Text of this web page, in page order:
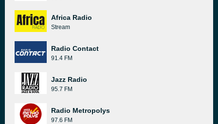
Africa Radio
Stream
Radio Contact
91.4 FM
Jazz Radio
95.7 FM
Radio Metropolys
97.6 FM